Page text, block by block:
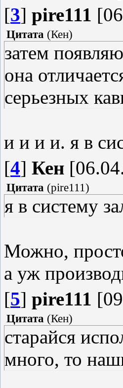
[3] pire111
Цитата (Кен)
затем
она
серьезных
и и и и. я в
[4] Кен
Цитата (pire111)
я в систему
Можно,
а уж
[5] pire111
Цитата (Кен)
старайся
много, то